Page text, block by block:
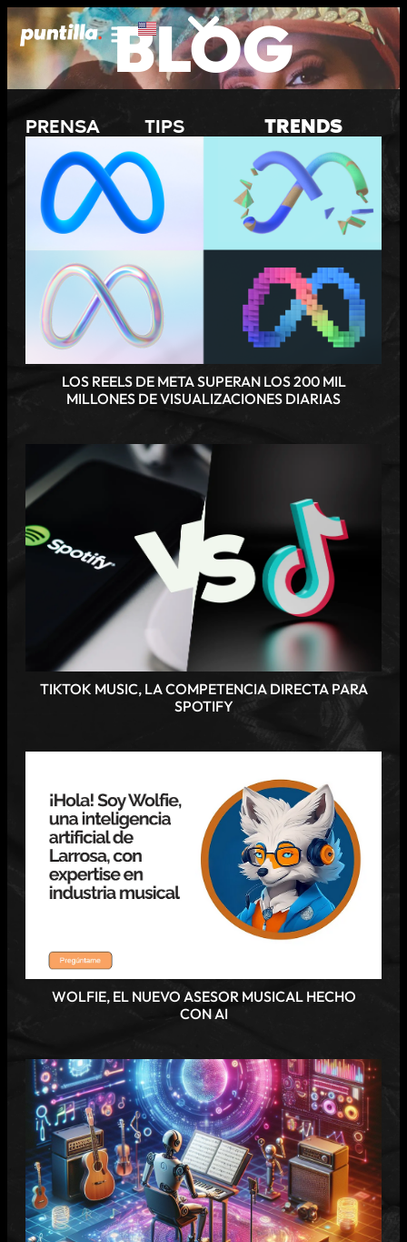
BLOG
PRENSA TIPS TRENDS
LOS REELS DE META SUPERAN LOS 200 MIL
MILLONES DE VISUALIZACIONES DIARIAS
TIKTOK MUSIC, LA COMPETENCIA DIRECTA PARA
SPOTIFY
WOLFIE, EL NUEVO ASESOR MUSICAL HECHO
CON AI